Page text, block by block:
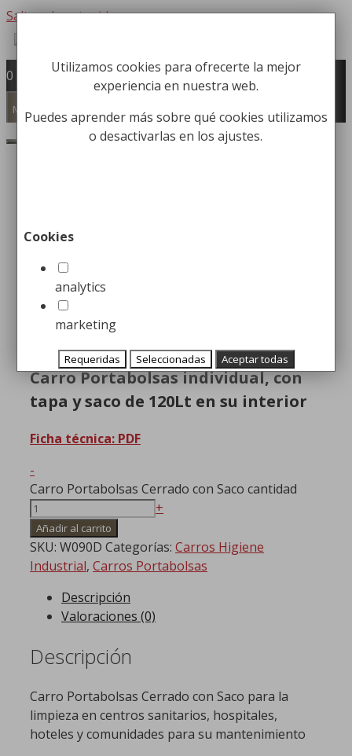
Saltar al contenido
Fabricación y comercialización de
equipamiento para la higiene industrial
Búsqueda de productos
0
Menú
Carro Portabolsas Cerrado
con Saco
Carro Portabolsas individual, con
tapa y saco de 120Lt en su interior
Ficha técnica: PDF
-
Carro Portabolsas Cerrado con Saco cantidad
+
Añadir al carrito
SKU: W090D Categorías: Carros Higiene
Industrial, Carros Portabolsas
Descripción
Valoraciones (0)
Descripción
Carro Portabolsas Cerrado con Saco para la
limpieza en centros sanitarios, hospitales,
hoteles y comunidades para su mantenimiento
Utilizamos cookies para ofrecerte la mejor
experiencia en nuestra web.
Puedes aprender más sobre qué cookies utilizamos
o desactivarlas en los ajustes.
Cookies
analytics
marketing
Requeridas Seleccionadas Aceptar todas